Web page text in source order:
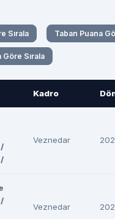
Sırala Taban Puana
Göre Sırala
Kadro
Veznedar
Veznedar